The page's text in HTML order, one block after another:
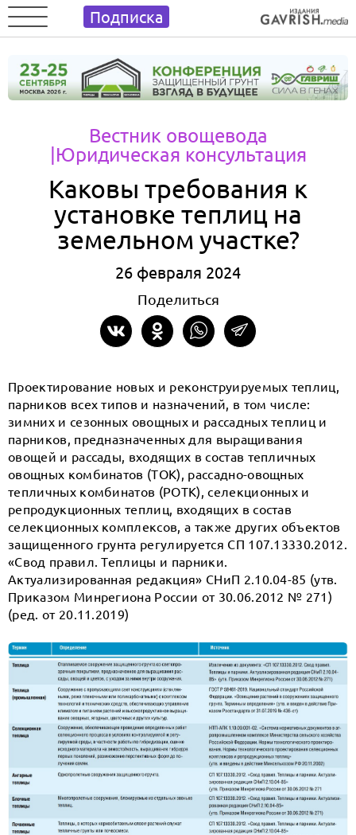
Подписка
Вестник овощевода
|Юридическая консультация
Каковы требования к
установке теплиц на
земельном участке?
26 февраля 2024
Поделиться
Проектирование новых и реконструируемых теплиц,
парников всех типов и назначений, в том числе:
зимних и сезонных овощных и рассадных теплиц и
парников, предназначенных для выращивания
овощей и рассады, входящих в состав тепличных
овощных комбинатов (ТОК), рассадно-овощных
тепличных комбинатов (РОТК), селекционных и
репродукционных теплиц, входящих в состав
селекционных комплексов, а также других объектов
защищенного грунта регулируется СП 107.13330.2012.
«Свод правил. Теплицы и парники.
Актуализированная редакция» СНиП 2.10.04-85 (утв.
Приказом Минрегиона России от 30.06.2012 № 271)
(ред. от 20.11.2019)